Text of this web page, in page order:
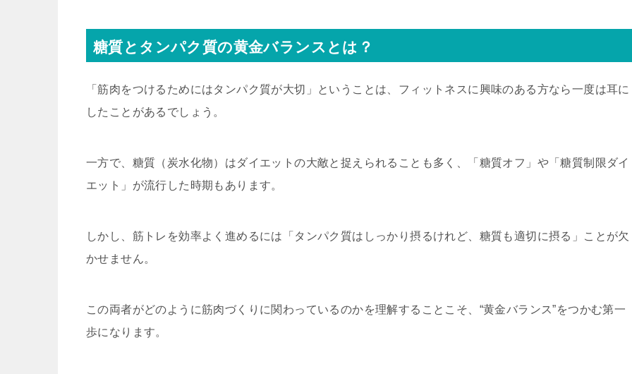
糖質とタンパク質の黄金バランスとは？
「筋肉をつけるためにはタンパク質が大切」ということは、フィットネスに興味のある方なら一度は耳に
したことがあるでしょう。
一方で、糖質（炭水化物）はダイエットの大敵と捉えられることも多く、「糖質オフ」や「糖質制限ダイ
エット」が流行した時期もあります。
しかし、筋トレを効率よく進めるには「タンパク質はしっかり摂るけれど、糖質も適切に摂る」ことが欠
かせません。
この両者がどのように筋肉づくりに関わっているのかを理解することこそ、“黄金バランス”をつかむ第一
歩になります。